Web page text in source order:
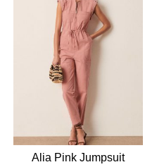
Alia Pink Jumpsuit